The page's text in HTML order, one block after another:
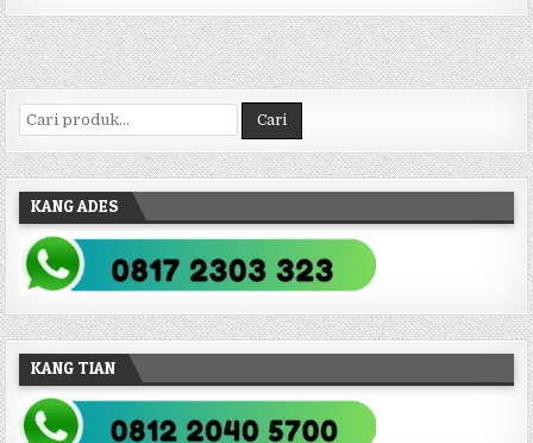
Pencarian untuk: Cari
KANG ADES
KANG TIAN